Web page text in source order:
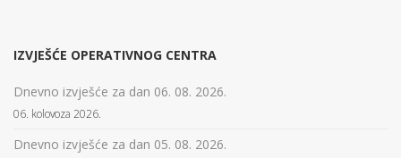
IZVJEŠĆE OPERATIVNOG CENTRA
Dnevno izvješće za dan 06. 08. 2026.
06. kolovoza 2026.
Dnevno izvješće za dan 05. 08. 2026.